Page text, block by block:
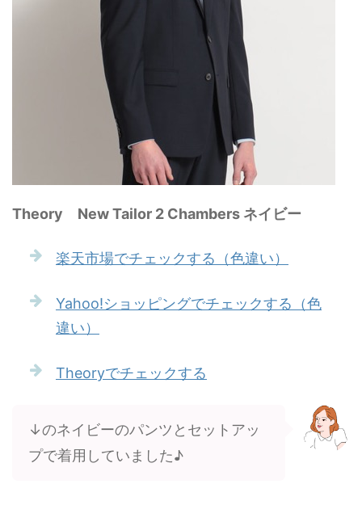
Theory New Tailor 2 Chambers ネイビー
楽天市場でチェックする（色違い）
Yahoo!ショッピングでチェックする（色
違い）
Theoryでチェックする
↓のネイビーのパンツとセットアッ
プで着用していました♪